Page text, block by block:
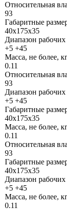
Относительная
93
Габаритные
40х175х35
Диапазон
+5 +45
Масса, не более,
0.11
Относительная
93
Диапазон
+5 +45
Габаритные
40х175х35
Масса, не более,
0.11
Относительная
93
Габаритные
40х175х35
Диапазон
+5 +45
Масса, не более,
0.11